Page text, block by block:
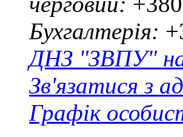
Бухгалтерія:
ДНЗ "ЗВПУ"
Зв'язатися з
Графік